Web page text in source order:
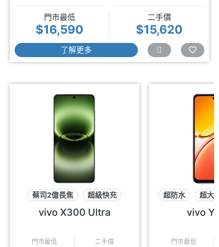
門市最低
$16,590
二手價
$15,620
了解更多
蔡司2億長焦
超級快充
一卡通
vivo X300 Ultra
門市最低 二手價
超防水 超大
vivo
門市最低